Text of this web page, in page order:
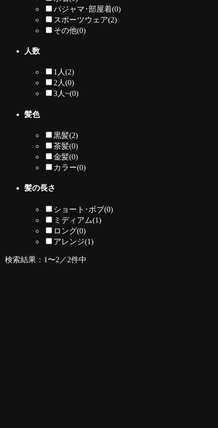
パジャマ･部屋着(0)
スポーツウェア(2)
その他(0)
人数
1人(2)
2人(0)
3人~(0)
髪色
黒髪(2)
茶髪(0)
金髪(0)
カラー(0)
髪の長さ
ショート･ボブ(0)
ミディアム(1)
ロング(0)
アレンジ(1)
検索結果：1〜2／2件中